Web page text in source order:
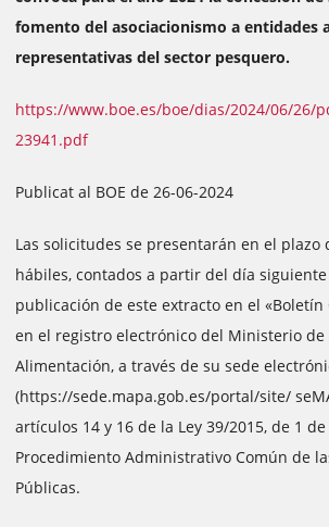
fomento del asociacionismo a entidades
representativas del sector pesquero.
https://www.boe.es/boe/dias/2024/06/26/
23941.pdf
Publicat al BOE de 26-06-2024
Las solicitudes se presentarán en el plazo
hábiles, contados a partir del día
publicación de este extracto en el «Boletín
en el registro electrónico del Ministerio de
Alimentación, a través de su sede
(https://sede.mapa.gob.es/portal/site/
artículos 14 y 16 de la Ley 39/2015, de 1
Procedimiento Administrativo Común de
Públicas.